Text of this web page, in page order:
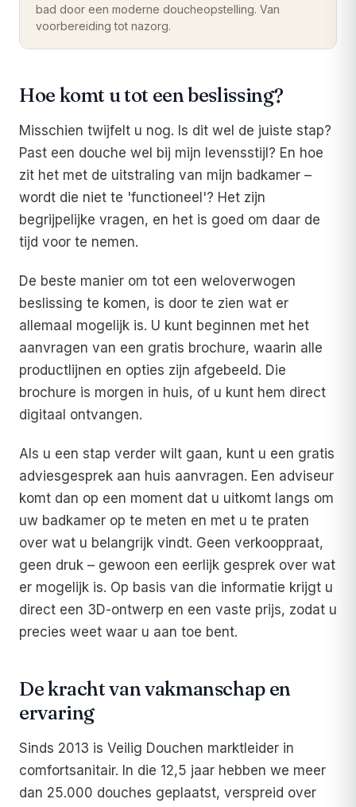
bad door een moderne doucheopstelling. Van
voorbereiding tot nazorg.
Hoe komt u tot een beslissing?
Misschien twijfelt u nog. Is dit wel de juiste stap?
Past een douche wel bij mijn levensstijl? En hoe
zit het met de uitstraling van mijn badkamer –
wordt die niet te 'functioneel'? Het zijn
begrijpelijke vragen, en het is goed om daar de
tijd voor te nemen.
De beste manier om tot een weloverwogen
beslissing te komen, is door te zien wat er
allemaal mogelijk is. U kunt beginnen met het
aanvragen van een gratis brochure, waarin alle
productlijnen en opties zijn afgebeeld. Die
brochure is morgen in huis, of u kunt hem direct
digitaal ontvangen.
Als u een stap verder wilt gaan, kunt u een gratis
adviesgesprek aan huis aanvragen. Een adviseur
komt dan op een moment dat u uitkomt langs om
uw badkamer op te meten en met u te praten
over wat u belangrijk vindt. Geen verkooppraat,
geen druk – gewoon een eerlijk gesprek over wat
er mogelijk is. Op basis van die informatie krijgt u
direct een 3D-ontwerp en een vaste prijs, zodat u
precies weet waar u aan toe bent.
De kracht van vakmanschap en
ervaring
Sinds 2013 is Veilig Douchen marktleider in
comfortsanitair. In die 12,5 jaar hebben we meer
dan 25.000 douches geplaatst, verspreid over